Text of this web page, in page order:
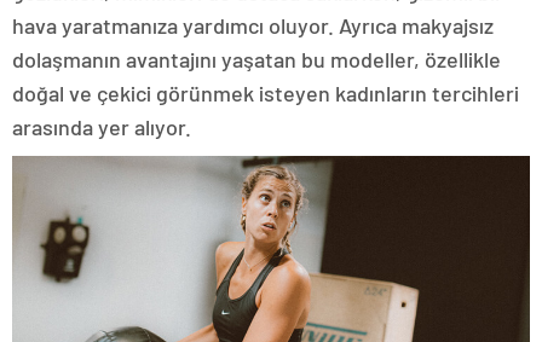
hava yaratmanıza yardımcı oluyor. Ayrıca makyajsız
dolaşmanın avantajını yaşatan bu modeller, özellikle
doğal ve çekici görünmek isteyen kadınların tercihleri
arasında yer alıyor.